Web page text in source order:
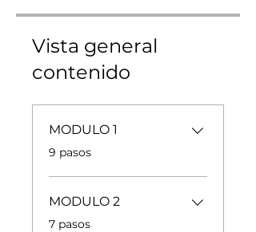
Vista general
contenido
MODULO 1
.9 pasos
MODULO 2
.7 pasos